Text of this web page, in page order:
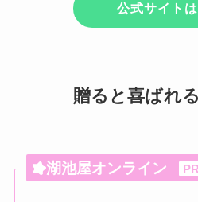
公式サイト
贈ると喜ばれ
湖池屋オンライン PR